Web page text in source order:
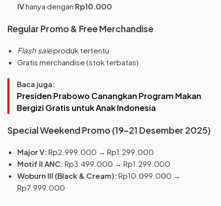
IVhanya dengan Rp10.000
Regular Promo & Free Merchandise
Flash saleproduk tertentu
Gratis merchandise (stok terbatas)
Baca juga:
Presiden Prabowo Canangkan Program Makan
Bergizi Gratis untuk Anak Indonesia
Special Weekend Promo (19–21 Desember 2025)
Major V: Rp2.999.000 → Rp1.299.000
Motif II ANC: Rp3.499.000 → Rp1.299.000
Woburn III (Black & Cream): Rp10.099.000 →
Rp7.999.000